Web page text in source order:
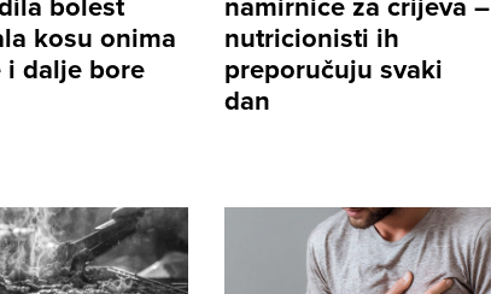
kosu onima
i dalje bore
nutricionisti ih
preporučuju svaki
dan